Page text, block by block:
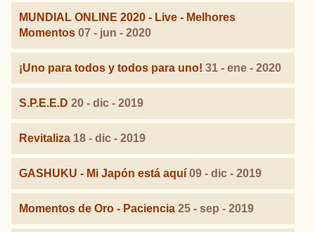
MUNDIAL ONLINE 2020 - Live - Melhores
Momentos 07 - jun - 2020
¡Uno para todos y todos para uno! 31 - ene - 2020
S.P.E.E.D 20 - dic - 2019
Revitaliza 18 - dic - 2019
GASHUKU - Mi Japón está aquí 09 - dic - 2019
Momentos de Oro - Paciencia 25 - sep - 2019